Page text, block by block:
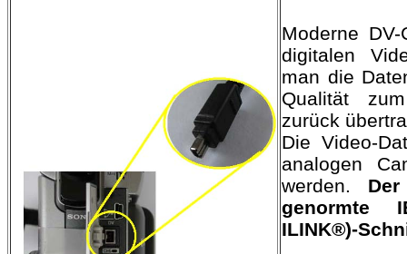
Moderne
digitalen
man die
Qualität
zurück
Die Video-
analogen
werden.
genormte
ILINK®)-